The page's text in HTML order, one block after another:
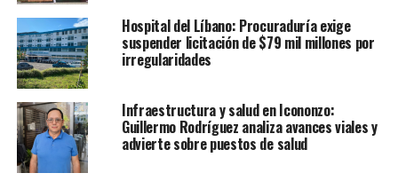
Hospital del Líbano: Procuraduría exige
suspender licitación de $79 mil millones por
irregularidades
Infraestructura y salud en Icononzo:
Guillermo Rodríguez analiza avances viales y
advierte sobre puestos de salud